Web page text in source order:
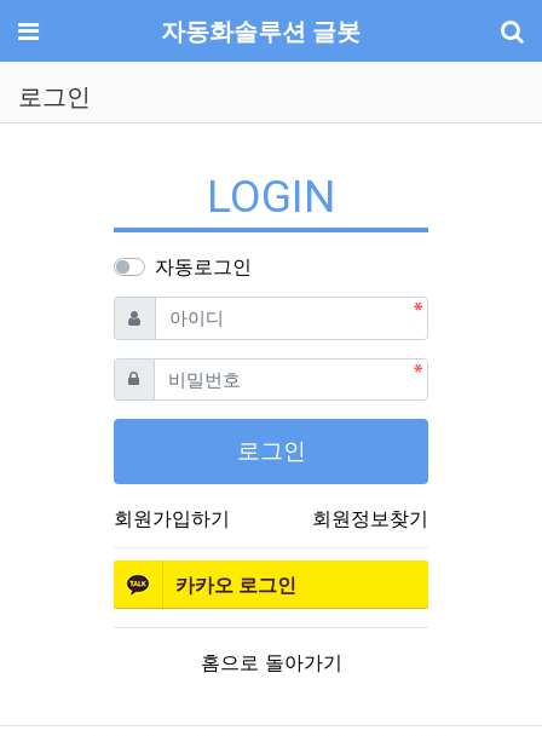
메뉴 자동화솔루션 글봇
로그인
LOGIN
자동로그인
아이디 필수
비밀번호필수
로그인
회원가입하기 회원정보찾기
카카오 로그인
홈으로 돌아가기